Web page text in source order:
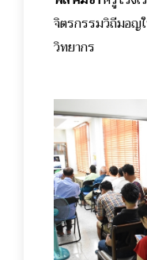
จิตรกรรมวิถีมอญ
วิทยากร